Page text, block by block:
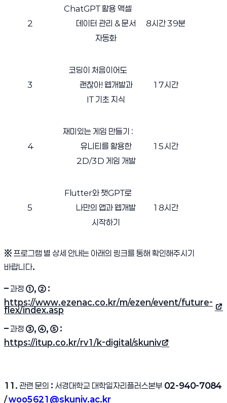
2
ChatGPT활용 액셀
데이터 관리 &문서
자동화
8시간39분
3
코딩이 처음이어도
괜찮아! 웹개발과
IT 기초 지식
17시간
4
재미있는 게임 만들기 :
유니티를 활용한
2D/3D 게임 개발
15시간
5
Flutter와 챗GPT로
나만의 앱과 웹개발
시작하기
18시간
※ 프로그램 별 상세 안내는 아래의 링크를 통해 확인해주시기
바랍니다.
–과정 ①, ② :
https://www.ezenac.co.kr/m/ezen/event/future-
flex/index.asp
(새 창 열림)
–과정 ③, ④, ⑤ :
https://itup.co.kr/rv1/k-digital/skuniv
(새 창 열림)
11. 관련 문의 : 서경대학교 대학일자리플러스본부 02-940-7084
/woo5621@skuniv.ac.kr